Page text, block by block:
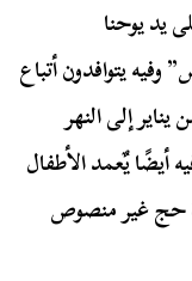
يد يوحنا
يتوافدون أتباع
إلى النهر
يٌعمد الأطفال
حج غير منصوص